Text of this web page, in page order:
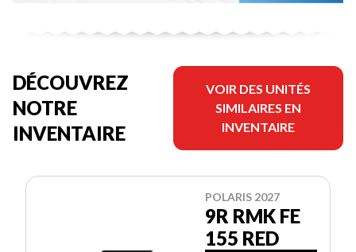
DÉCOUVREZ
NOTRE
INVENTAIRE
VOIR DES UNITÉS
SIMILAIRES EN
INVENTAIRE
POLARIS 2027
9R RMK FE
155 RED